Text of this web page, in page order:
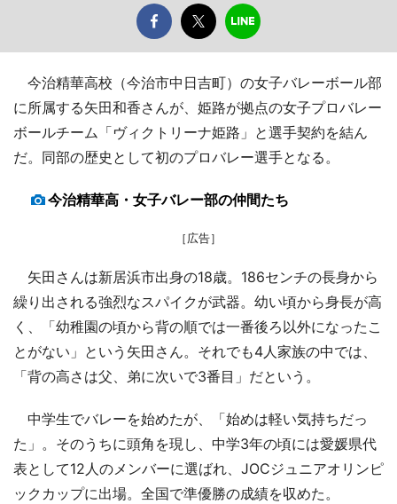
今治精華高校（今治市中日吉町）の女子バレーボール部
に所属する矢田和香さんが、姫路が拠点の女子プロバレー
ボールチーム「ヴィクトリーナ姫路」と選手契約を結ん
だ。同部の歴史として初のプロバレー選手となる。
今治精華高・女子バレー部の仲間たち
［広告］
矢田さんは新居浜市出身の18歳。186センチの長身から
繰り出される強烈なスパイクが武器。幼い頃から身長が高
く、「幼稚園の頃から背の順では一番後ろ以外になったこ
とがない」という矢田さん。それでも4人家族の中では、
「背の高さは父、弟に次いで3番目」だという。
中学生でバレーを始めたが、「始めは軽い気持ちだっ
た」。そのうちに頭角を現し、中学3年の頃には愛媛県代
表として12人のメンバーに選ばれ、JOCジュニアオリンピ
ックカップに出場。全国で準優勝の成績を収めた。